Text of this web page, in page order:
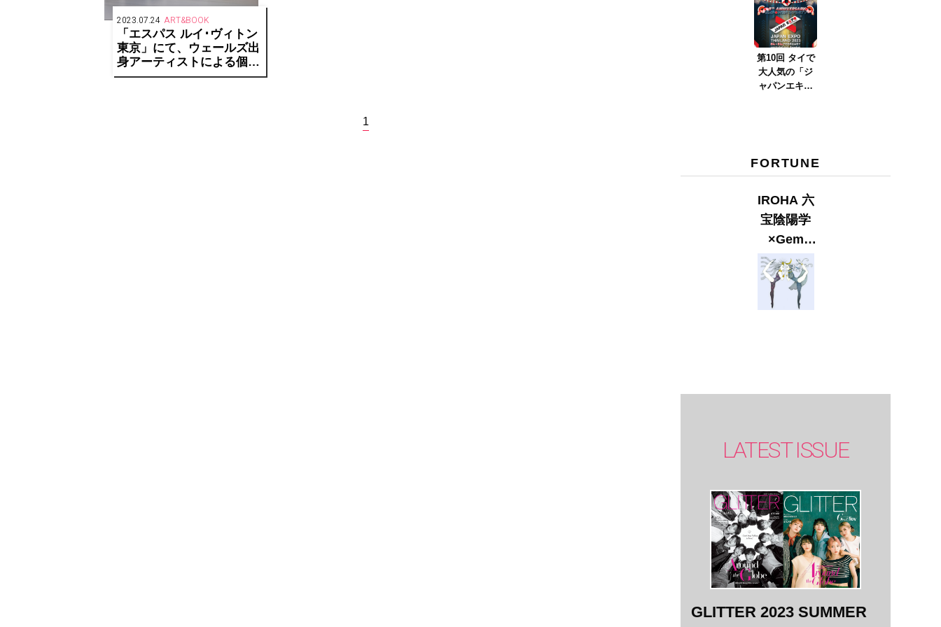
2023.07.24 ART&BOOK
「エスパス ルイ･ヴィトン
東京」にて、ウェールズ出
身アーティストによる個展
「L>espace)(…｣を開催
1
ver.2023』
第10回 タイで
大人気の「ジ
ャパンエキス
FORTUNE
IROHA 六
宝陰陽学
×Gem
Muse
【GLITTER
2023
LATEST ISSUE
GLITTER 2023 SUMMER